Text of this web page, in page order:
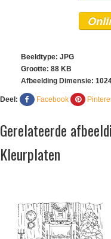
Beeldtype: JPG
Grootte: 88 KB
Afbeelding Dimensie:
Deel: Facebook
Gerelateerde
Kleurplaten